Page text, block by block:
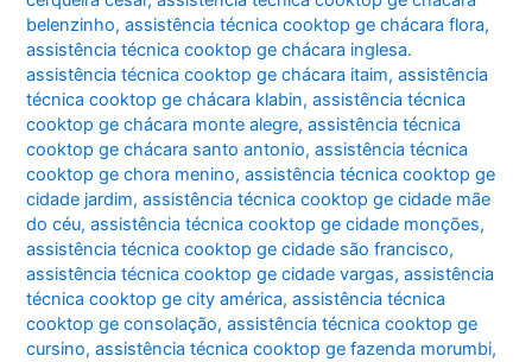
belenzinho,assistência técnica cooktop ge chácara flora,
assistência técnica cooktop ge chácara inglesa.
assistência técnica cooktop ge chácara itaim,assistência
técnica cooktop ge chácara klabin,assistência técnica
cooktop ge chácara monte alegre,assistência técnica
cooktop ge chácara santo antonio,assistência técnica
cooktop ge chora menino,assistência técnica cooktop ge
cidade jardim,assistência técnica cooktop ge cidade mãe
do céu,assistência técnica cooktop ge cidade monções,
assistência técnica cooktop ge cidade são francisco,
assistência técnica cooktop ge cidade vargas,assistência
técnica cooktop ge city américa,assistência técnica
cooktop ge consolação,assistência técnica cooktop ge
cursino,assistência técnica cooktop ge fazenda morumbi,